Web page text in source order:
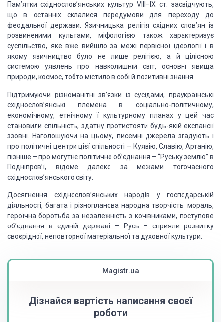
Пам’ятки східнослов’янських культур VIII–IX ст. засвідчують,
що в останніх склалися передумови для переходу до
феодальної держави. Язичницька релігія східних слов’ян із
розвиненими культами, міфологією також характеризує
суспільство, яке вже вийшло за межі первісної ідеології і в
якому язичництво було не лише релігією, а й цілісною
системою уявлень про навколишній світ, основні явища
природи, космос, тобто містило в собі й позитивні знання.
Підтримуючи різноманітні зв’язки із сусідами, праукраїнські
східнослов’янські племена в соціально-політичному,
економічному, етнічному ї культурному планах у цей час
становили спільність, здатну протистояти будь-якій експансії
ззовні. Наголошуючи на цьому, писемні джерела згадують і
про політичні центри цієї спільності – Куявію, Славію, Артанію,
пізніше – про могутнє політичне об’єднання – “Руську землю” в
Подніпров’ї, відоме далеко за межами тогочасного
східнослов’янського світу.
Досягнення східнослов’янських народів у господарській
діяльності, багата і різнопланова народна творчість, мораль,
героїчна боротьба за незалежність з кочівниками, поступове
об’єднання в єдиній державі – Русь – сприяли розвитку
своєрідної, неповторної матеріальної та духовної культури.
Magistr.ua
Дізнайся вартість написання своєї
роботи